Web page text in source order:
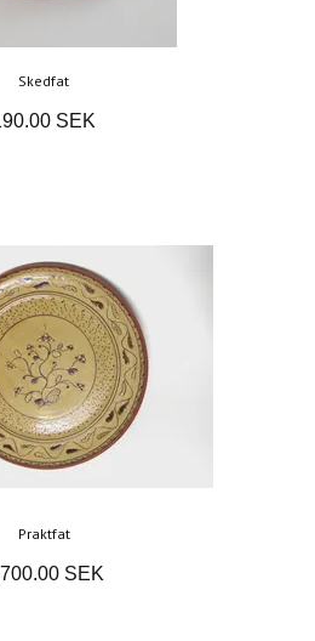
Skedfat
SEK
Praktfat
SEK